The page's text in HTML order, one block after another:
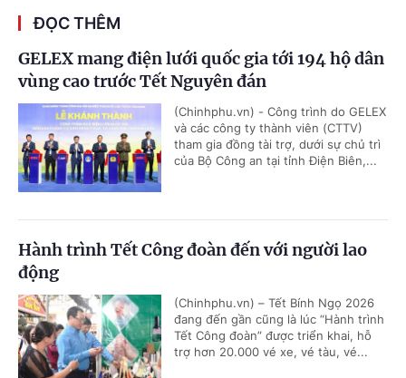
ĐỌC THÊM
GELEX mang điện lưới quốc gia tới 194 hộ dân
vùng cao trước Tết Nguyên đán
(Chinhphu.vn) - Công trình do GELEX
và các công ty thành viên (CTTV)
tham gia đồng tài trợ, dưới sự chủ trì
của Bộ Công an tại tỉnh Điện Biên,...
Hành trình Tết Công đoàn đến với người lao
động
(Chinhphu.vn) – Tết Bính Ngọ 2026
đang đến gần cũng là lúc “Hành trình
Tết Công đoàn” được triển khai, hỗ
trợ hơn 20.000 vé xe, vé tàu, vé...